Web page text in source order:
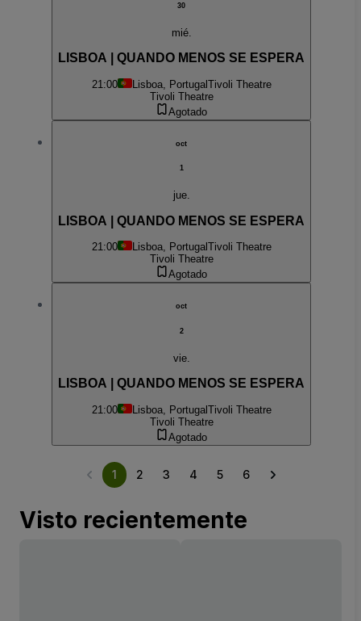
30
mié.
LISBOA | QUANDO MENOS SE ESPERA
21:00 Lisboa, PortugalTivoli Theatre
Tivoli Theatre
Agotado
oct
1
jue.
LISBOA | QUANDO MENOS SE ESPERA
21:00 Lisboa, Portugal Tivoli Theatre
Tivoli Theatre
Agotado
oct
2
vie.
LISBOA | QUANDO MENOS SE ESPERA
21:00 Lisboa, Portugal Tivoli Theatre
Tivoli Theatre
Agotado
1 2 3 4 5 6
Visto recientemente